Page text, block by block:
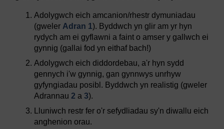
Adolygwch eich amcanion/rhestr dymuniadau
(gwelerAdran 1). Byddwch yn glir am yr hyn
rydych am ei gyflawni a faint o amser y gallwch ei
gynnig (gallai fod yn eithaf bach!)
Adolygwch eich diddordebau, a'r hyn sydd
gennych i'w gynnig, gan gynnwys unrhyw
gyfyngiadau posibl. Byddwch yn realistig (gweler
Adrannau2 a3).
Lluniwch restr fer o'r sefydliadau sy'n diwallu eich
anghenion orau.